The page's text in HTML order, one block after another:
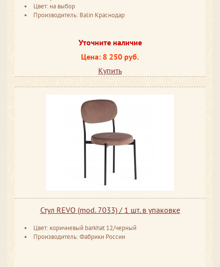
Цвет: на выбор
Производитель: Balin Краснодар
Уточните наличие
Цена: 8 250 руб.
Купить
Стул REVO (mod. 7033) / 1 шт. в упаковке
Цвет: коричневый barkhat 12/черный
Производитель: Фабрики России